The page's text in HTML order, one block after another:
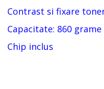
Contrast si fixare
Capacitate: 860 grame
Chip inclus